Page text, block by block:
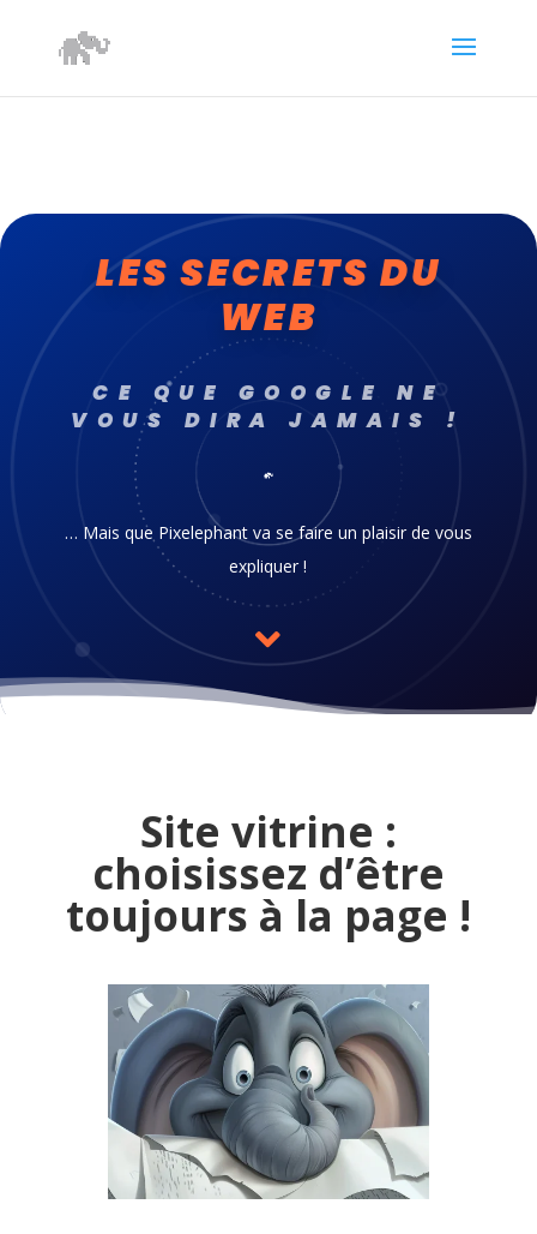
LES SECRETS DU
WEB
CE QUE GOOGLE NE
VOUS DIRA JAMAIS !
… Mais que Pixelephant va se faire un plaisir de vous
expliquer !

Site vitrine :
choisissez d’être
toujours à la page !